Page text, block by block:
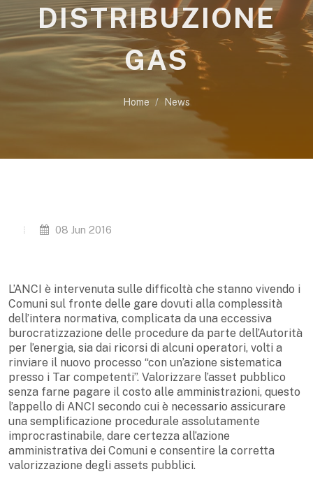
DISTRIBUZIONE
GAS
Home News
08 Jun 2016
L’ANCI è intervenuta sulle difficoltà che stanno vivendo i
Comuni sul fronte delle gare dovuti alla complessità
dell’intera normativa, complicata da una eccessiva
burocratizzazione delle procedure da parte dell’Autorità
per l’energia, sia dai ricorsi di alcuni operatori, volti a
rinviare il nuovo processo “con un’azione sistematica
presso i Tar competenti”. Valorizzare l’asset pubblico
senza farne pagare il costo alle amministrazioni, questo
l’appello di ANCI secondo cui è necessario assicurare
una semplificazione procedurale assolutamente
improcrastinabile, dare certezza all’azione
amministrativa dei Comuni e consentire la corretta
valorizzazione degli assets pubblici.